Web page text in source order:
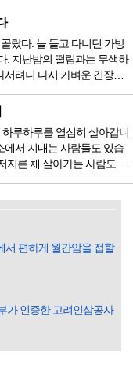
다. 게다가 밤늦은 시간까지
데도 ‘아침을 먹어야 하루
혀 억지로 먹는 경우가 많
보내는 신호다. 즉 먹어도 소
혈액 안에 잉여물...
랐다. 늘 들고 다니던 가방
. 지난밤의 떨림과는 무색하
려니 다시 가벼운 긴장감
새를 맡았을 때의 긴장감 같
유상을 만나러 가는 길은 그
일 좋은 콘텐츠를 고민하던
자...
루하루를 열심히 살아갑니
에서 지내는 사람들도 있습
른 채 살아가는 사람도 있
리가 시냇물을 흐린다는
듯합니다. 대부분의 사람
97%의 사람들이 모두 착
서 편하게 월간암을 접할
가 인증한 고려인삼공사